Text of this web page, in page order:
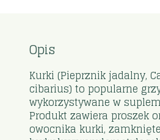
Opis
Kurki (Pieprznik jadalny,
cibarius) to popularne
wykorzystywane w
Produkt zawiera proszek
owocnika kurki,